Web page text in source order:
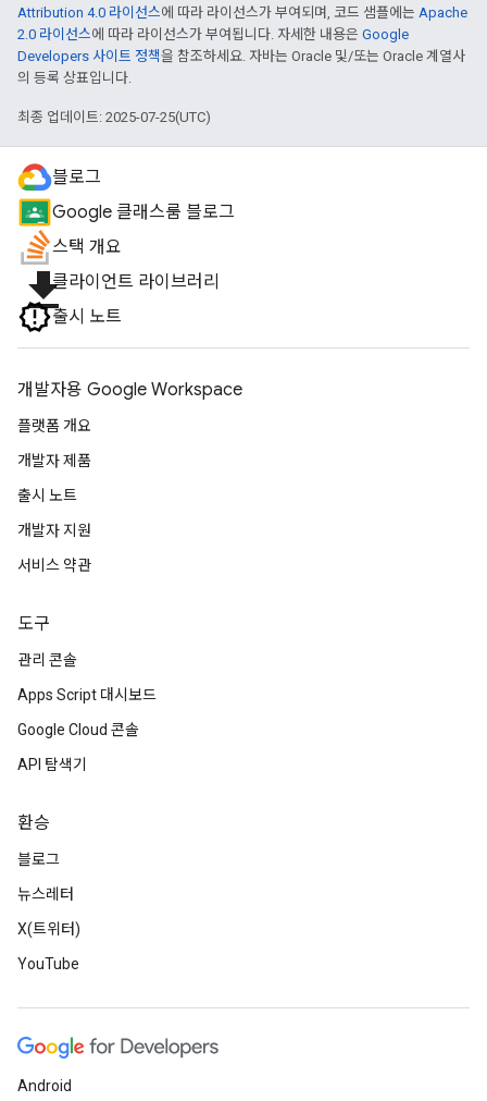
Attribution 4.0 라이선스에 따라 라이선스가 부여되며, 코드 샘플에는 Apache
2.0 라이선스에 따라 라이선스가 부여됩니다. 자세한 내용은 Google
Developers 사이트 정책을 참조하세요. 자바는 Oracle 및/또는 Oracle 계열사
의 등록 상표입니다.
최종 업데이트: 2025-07-25(UTC)
블로그
Google 클래스룸 블로그
스택 개요
file_download클라이언트 라이브러리
출시 노트
개발자용 Google Workspace
플랫폼 개요
개발자 제품
출시 노트
개발자 지원
서비스 약관
도구
관리 콘솔
Apps Script 대시보드
Google Cloud 콘솔
API 탐색기
환승
블로그
뉴스레터
X(트위터)
YouTube
Android